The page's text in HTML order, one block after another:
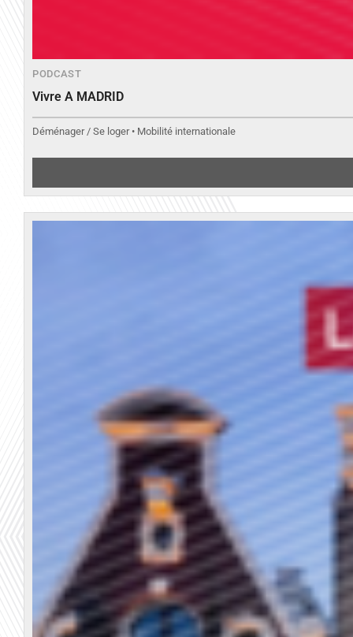
PODCAST
Vivre A MADRID
Déménager / Se loger • Mobilité internationale